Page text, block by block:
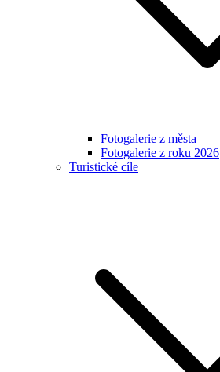
Fotogalerie z města
Fotogalerie z roku 2026
Turistické cíle